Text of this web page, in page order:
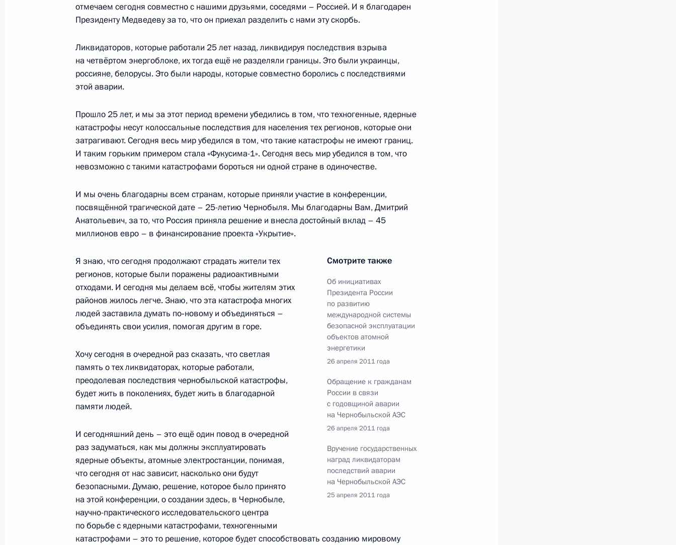
28 апреля 2011 года, четверг
Перечень поручений по итогам заседания президиума Госсовета
28 апреля 2011 года, 16:00
В Госдуму внесён законопроект по совершенствованию
госуправления в области противодействия коррупции
28 апреля 2011 года, 15:30
28 апреля 2011 года, 13:30 Московская область, Горки
МВД России
28 апреля 2011 года, 13:15
27 апреля 2011 года, среда
27 апреля 2011 года, 19:00 Московская область, Лыткарино
Совещание по вопросам социального положения рабочих
27 апреля 2011 года, 17:00 Московская область, Лыткарино
Дмитрий Медведев встретился со студентами подмосковных
училищ
27 апреля 2011 года, 16:30 Московская область, Лыткарино
отмечаем сегодня совместно с нашими друзьями, соседями – Россией. И я благодарен
Президенту Медведеву за то, что он приехал разделить с нами эту скорбь.
Ликвидаторов, которые работали 25 лет назад, ликвидируя последствия взрыва
на четвёртом энергоблоке, их тогда ещё не разделяли границы. Это были украинцы,
россияне, белорусы. Это были народы, которые совместно боролись с последствиями
этой аварии.
Прошло 25 лет, и мы за этот период времени убедились в том, что техногенные, ядерные
катастрофы несут колоссальные последствия для населения тех регионов, которые они
затрагивают. Сегодня весь мир убедился в том, что такие катастрофы не имеют границ.
И таким горьким примером стала «Фукусима-1». Сегодня весь мир убедился в том, что
невозможно с такими катастрофами бороться ни одной стране в одиночестве.
И мы очень благодарны всем странам, которые приняли участие в конференции,
посвящённой трагической дате – 25-летию Чернобыля. Мы благодарны Вам, Дмитрий
Анатольевич, за то, что Россия приняла решение и внесла достойный вклад – 45
миллионов евро – в финансирование проекта «Укрытие».
Смотрите также
Об инициативах
Президента России
по развитию
международной системы
безопасной эксплуатации
объектов атомной
энергетики
26 апреля 2011 года
Обращение к гражданам
России в связи
с годовщиной аварии
на Чернобыльской АЭС
26 апреля 2011 года
Вручение государственных
наград ликвидаторам
последствий аварии
на Чернобыльской АЭС
25 апреля 2011 года
Я знаю, что сегодня продолжают страдать жители тех
регионов, которые были поражены радиоактивными
отходами. И сегодня мы делаем всё, чтобы жителям этих
районов жилось легче. Знаю, что эта катастрофа многих
людей заставила думать по‑новому и объединяться –
объединять свои усилия, помогая другим в горе.
Хочу сегодня в очередной раз сказать, что светлая
память о тех ликвидаторах, которые работали,
преодолевая последствия чернобыльской катастрофы,
будет жить в поколениях, будет жить в благодарной
памяти людей.
И сегодняшний день – это ещё один повод в очередной
раз задуматься, как мы должны эксплуатировать
ядерные объекты, атомные электростанции, понимая,
что сегодня от нас зависит, насколько они будут
безопасными. Думаю, решение, которое было принято
на этой конференции, о создании здесь, в Чернобыле,
научно-практического исследовательского центра
по борьбе с ядерными катастрофами, техногенными
катастрофами – это то решение, которое будет способствовать созданию мировому